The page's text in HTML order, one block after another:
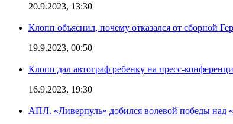
20.9.2023, 13:30
Клопп объяснил, почему отказался от сборной
19.9.2023, 00:50
Клопп дал автограф ребенку на пресс-
16.9.2023, 19:30
АПЛ. «Ливерпуль» добился волевой победы над